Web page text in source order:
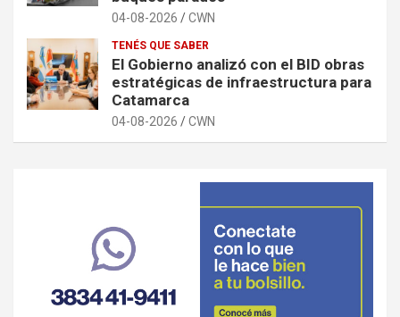
04-08-2026 CWN
TENÉS QUE SABER
El Gobierno analizó con el BID obras
estratégicas de infraestructura para
Catamarca
04-08-2026 CWN